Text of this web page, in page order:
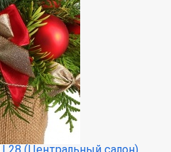
28 (Центральный салон)